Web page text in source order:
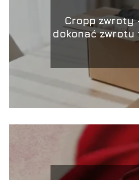
Cropp zwroty
dokonać zwrotu